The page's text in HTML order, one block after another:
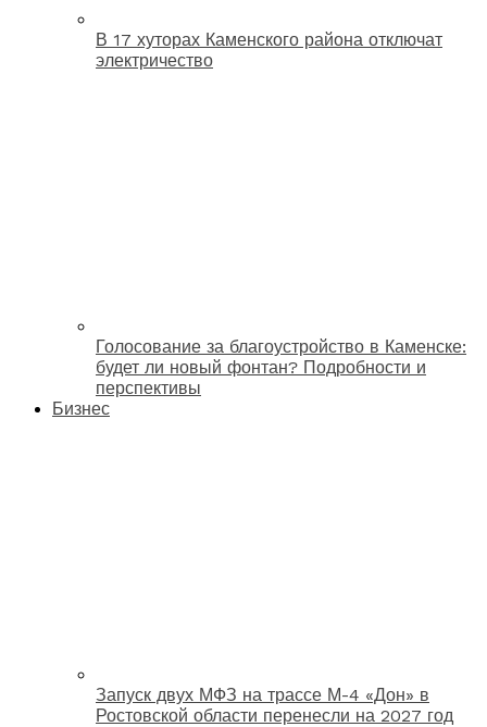
В 17 хуторах Каменского района отключат
электричество
Голосование за благоустройство в Каменске:
будет ли новый фонтан? Подробности и
перспективы
Бизнес
Запуск двух МФЗ на трассе М-4 «Дон» в
Ростовской области перенесли на 2027 год